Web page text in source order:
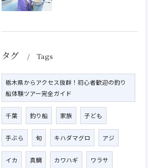
タグ Tags
栃木県からアクセス抜群！初心者歓迎の釣り
船体験ツアー完全ガイド
千葉 釣り船 家族 子ども
手ぶら 旬 キハダマグロ アジ
イカ 真鯛 カワハギ ワラサ